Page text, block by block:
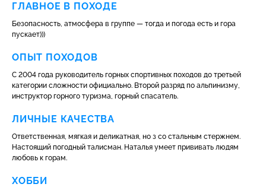
ГЛАВНОЕ В ПОХОДЕ
Безопасность, атмосфера в группе — тогда и погода есть и гора
пускает)))
ОПЫТ ПОХОДОВ
С 2004 года руководитель горных спортивных походов до третьей
категории сложности официально. Второй разряд по альпинизму,
инструктор горного туризма, горный спасатель.
ЛИЧНЫЕ КАЧЕСТВА
Ответственная, мягкая и деликатная, но з со стальным стержнем.
Настоящий погодный талисман. Наталья умеет прививать людям
любовь к горам.
ХОББИ